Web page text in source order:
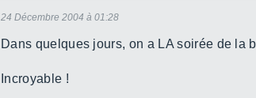
24 Décembre 2004 à 01:28
Dans quelques jours, on a LA soirée de la
Incroyable !